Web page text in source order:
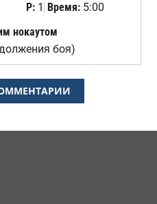
Р:1 Время:5:00
нокаутом
боя)